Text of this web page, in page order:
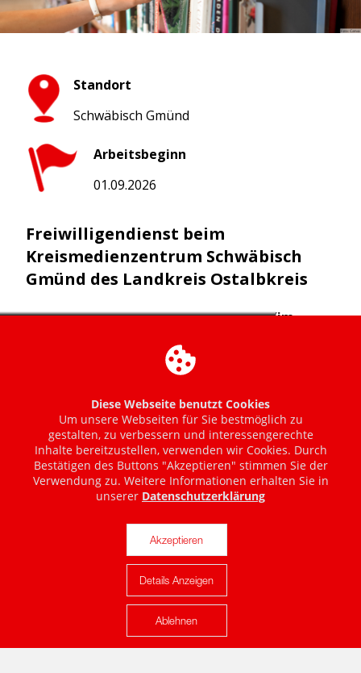
Karte anzeigen
Diese Webseite benutzt Cookies
Um unsere Webseiten für Sie bestmöglich zu
gestalten, zu verbessern und interessengerechte
Inhalte bereitzustellen, verwenden wir Cookies. Durch
Bestätigen des Buttons "Akzeptieren" stimmen Sie der
Verwendung zu. Weitere Informationen erhalten Sie in
unserer Datenschutzerklärung
Akzeptieren
Details Anzeigen
Ablehnen